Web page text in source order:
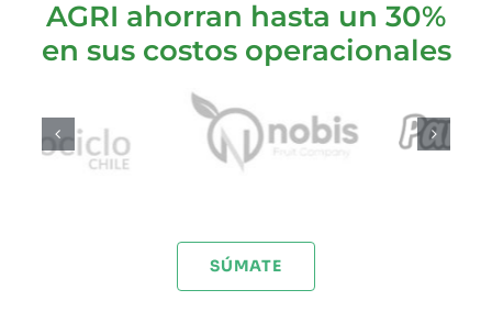
AGRI ahorran hasta un 30%
en sus costos operacionales
SÚMATE